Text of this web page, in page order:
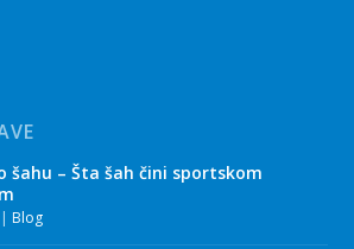
šahu – Šta šah čini sportskom
Blog